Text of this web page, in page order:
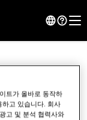
트가 올바로 동작하
하고 있습니다. 회사
고 및 분석 협력사와